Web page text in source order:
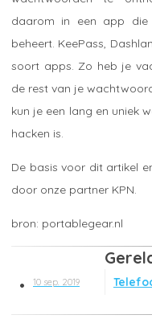
daarom in een app
beheert. KeePass,
soort apps. Zo heb je
de rest van je
kun je een lang en uniek
hacken is.
De basis voor dit artikel
door onze partner KPN.
portablegear.nl
10 sep. 2019